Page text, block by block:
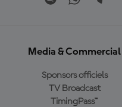
Media & Commercial
Sponsors officiels
TV Broadcast
TimingPass™